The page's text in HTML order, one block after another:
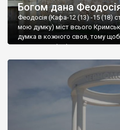
Богом дана
Феодосія (Кафа-12 (13) -15 (18)
мою думку) міст всього
думка в кожного своя, тому
запрошую відвідати це